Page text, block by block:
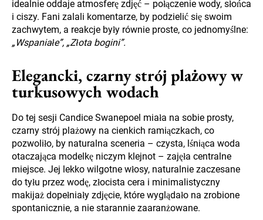
idealnie oddaje atmosferę zdjęć – połączenie wody, słońca
i ciszy. Fani zalali komentarze, by podzielić się swoim
zachwytem, a reakcje były równie proste, co jednomyślne:
„Wspaniałe”, „Złota bogini”.
Elegancki, czarny strój plażowy w
turkusowych wodach
Do tej sesji Candice Swanepoel miała na sobie prosty,
czarny strój plażowy na cienkich ramiączkach, co
pozwoliło, by naturalna sceneria – czysta, lśniąca woda
otaczająca modelkę niczym klejnot – zajęła centralne
miejsce. Jej lekko wilgotne włosy, naturalnie zaczesane
do tyłu przez wodę, złocista cera i minimalistyczny
makijaż dopełniały zdjęcie, które wyglądało na zrobione
spontanicznie, a nie starannie zaaranżowane.